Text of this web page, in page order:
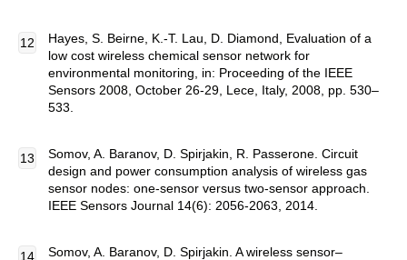
Hayes, S. Beirne, K.-T. Lau, D. Diamond, Evaluation of a
low cost wireless chemical sensor network for
environmental monitoring, in: Proceeding of the IEEE
Sensors 2008, October 26-29, Lece, Italy, 2008, pp. 530–
533.
Somov, A. Baranov, D. Spirjakin, R. Passerone. Circuit
design and power consumption analysis of wireless gas
sensor nodes: one-sensor versus two-sensor approach.
IEEE Sensors Journal 14(6): 2056-2063, 2014.
Somov, A. Baranov, D. Spirjakin. A wireless sensor–